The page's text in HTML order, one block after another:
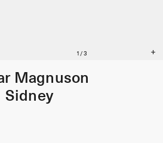
Magnuson
Sidney